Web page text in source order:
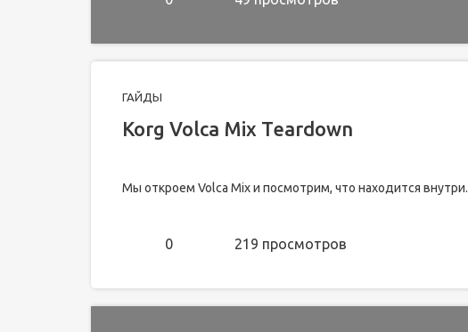
ГАЙДЫ
Korg Volca Mix Teardown
Мы откроем Volca Mix и посмотрим, что находится внутри.
0 219 просмотров